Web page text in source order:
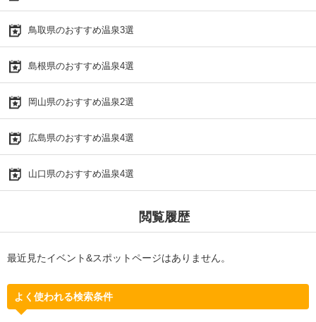
鳥取県のおすすめ温泉3選
島根県のおすすめ温泉4選
岡山県のおすすめ温泉2選
広島県のおすすめ温泉4選
山口県のおすすめ温泉4選
閲覧履歴
最近見たイベント&スポットページはありません。
よく使われる検索条件